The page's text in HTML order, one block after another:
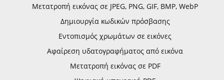
Μετατροπή εικόνας σε JPEG, PNG, GIF, BMP, WebP
Δημιουργία κωδικών πρόσβασης
Εντοπισμός χρωμάτων σε εικόνες
Αφαίρεση υδατογραφήματος από εικόνα
Μετατροπή εικόνας σε PDF